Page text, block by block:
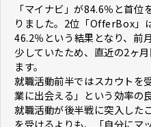
「マイナビ」が84.6％と首
りました。2位「OfferBox」
46.2％という結果となり、前
少していたため、直近の2ヶ
ます。
就職活動前半ではスカウトを
業に出会える」という効率の
就職活動が後半戦に突入した
を受けるよりも、「自分にマ